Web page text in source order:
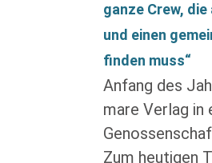
ganze Crew,
und einen
finden muss“
Anfang des
mare Verlag in
Zum heutigen